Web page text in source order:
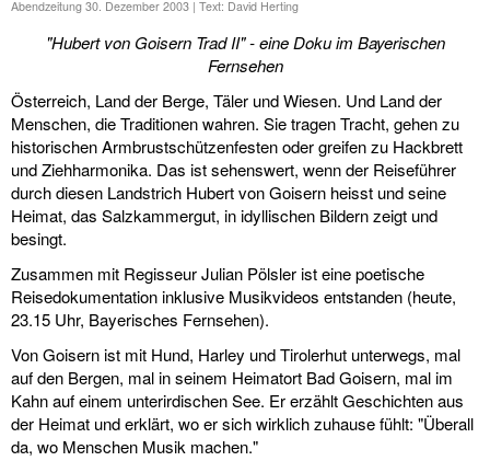
Abendzeitung 30. Dezember 2003 | Text: David Herting
"Hubert von Goisern Trad II" - eine Doku im Bayerischen
Fernsehen
Österreich, Land der Berge, Täler und Wiesen. Und Land der
Menschen, die Traditionen wahren. Sie tragen Tracht, gehen zu
historischen Armbrustschützenfesten oder greifen zu Hackbrett
und Ziehharmonika. Das ist sehenswert, wenn der Reiseführer
durch diesen Landstrich Hubert von Goisern heisst und seine
Heimat, das Salzkammergut, in idyllischen Bildern zeigt und
besingt.
Zusammen mit Regisseur Julian Pölsler ist eine poetische
Reisedokumentation inklusive Musikvideos entstanden (heute,
23.15 Uhr, Bayerisches Fernsehen).
Von Goisern ist mit Hund, Harley und Tirolerhut unterwegs, mal
auf den Bergen, mal in seinem Heimatort Bad Goisern, mal im
Kahn auf einem unterirdischen See. Er erzählt Geschichten aus
der Heimat und erklärt, wo er sich wirklich zuhause fühlt: "Überall
da, wo Menschen Musik machen."